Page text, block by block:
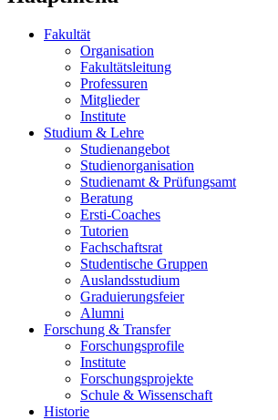
Fakultät
Organisation
Fakultätsleitung
Professuren
Mitglieder
Institute
Studium & Lehre
Studienangebot
Studienorganisation
Studienamt & Prüfungsamt
Beratung
Ersti-Coaches
Tutorien
Fachschaftsrat
Studentische Gruppen
Auslandsstudium
Graduierungsfeier
Alumni
Forschung & Transfer
Forschungsprofile
Institute
Forschungsprojekte
Schule & Wissenschaft
Historie